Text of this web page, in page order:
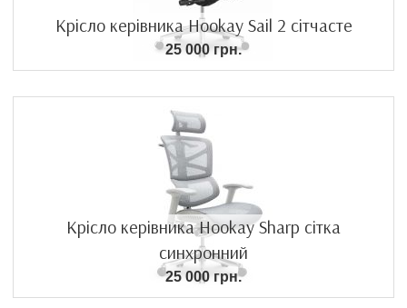
Крісло керівника Hookay Sail 2 сітчасте
25 000 грн.
Крісло керівника Hookay Sharp сітка
синхронний
25 000 грн.